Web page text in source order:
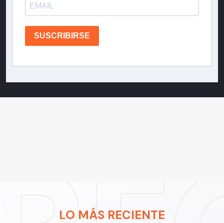
SUSCRIBIRSE
LO MÁS RECIENTE